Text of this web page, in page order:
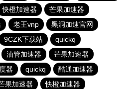
快橙加速器
芒果加速器
老王vnp
黑洞加速官网
9CZK下载站
quickq
油管加速器
芒果加速器
器 quickq
酷通加速器
果加速器 快橙加速器